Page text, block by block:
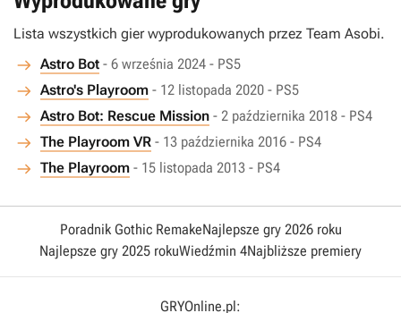
Lista wszystkich gier wyprodukowanych przez Team Asobi.
Astro Bot - 6 września 2024 - PS5
Astro's Playroom - 12 listopada 2020 - PS5
Astro Bot: Rescue Mission - 2 października 2018 - PS4
The Playroom VR - 13 października 2016 - PS4
The Playroom - 15 listopada 2013 - PS4
Poradnik Gothic RemakeNajlepsze gry 2026 roku
Najlepsze gry 2025 rokuWiedźmin 4Najbliższe premiery
GRYOnline.pl: